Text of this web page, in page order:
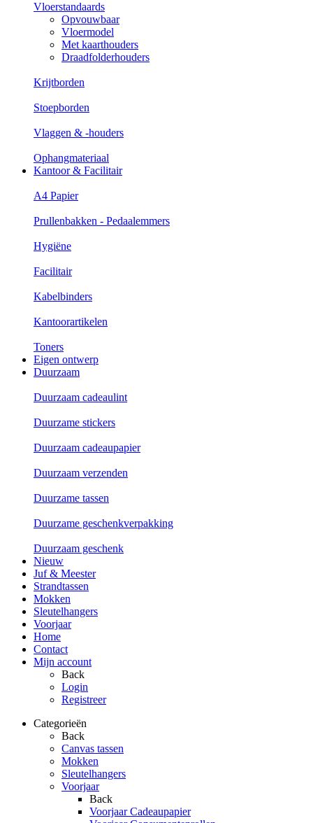
Vloerstandaards
Opvouwbaar
Vloermodel
Met kaarthouders
Draadfolderhouders
Krijtborden
Stoepborden
Vlaggen & -houders
Ophangmateriaal
Kantoor & Facilitair
A4 Papier
Prullenbakken - Pedaalemmers
Hygiëne
Facilitair
Kabelbinders
Kantoorartikelen
Toners
Eigen ontwerp
Duurzaam
Duurzaam cadeaulint
Duurzame stickers
Duurzaam cadeaupapier
Duurzaam verzenden
Duurzame tassen
Duurzame geschenkverpakking
Duurzaam geschenk
Nieuw
Juf & Meester
Strandtassen
Mokken
Sleutelhangers
Voorjaar
Home
Contact
Mijn account
Back
Login
Registreer
Categorieën
Back
Canvas tassen
Mokken
Sleutelhangers
Voorjaar
Back
Voorjaar Cadeaupapier